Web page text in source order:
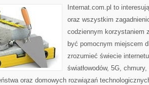
Internat.com.pl to
oraz wszystkim
codziennym korzystaniem
być pomocnym miejscem
zrozumieć świecie
światłowodów, 5G,
oraz domowych rozwiązań